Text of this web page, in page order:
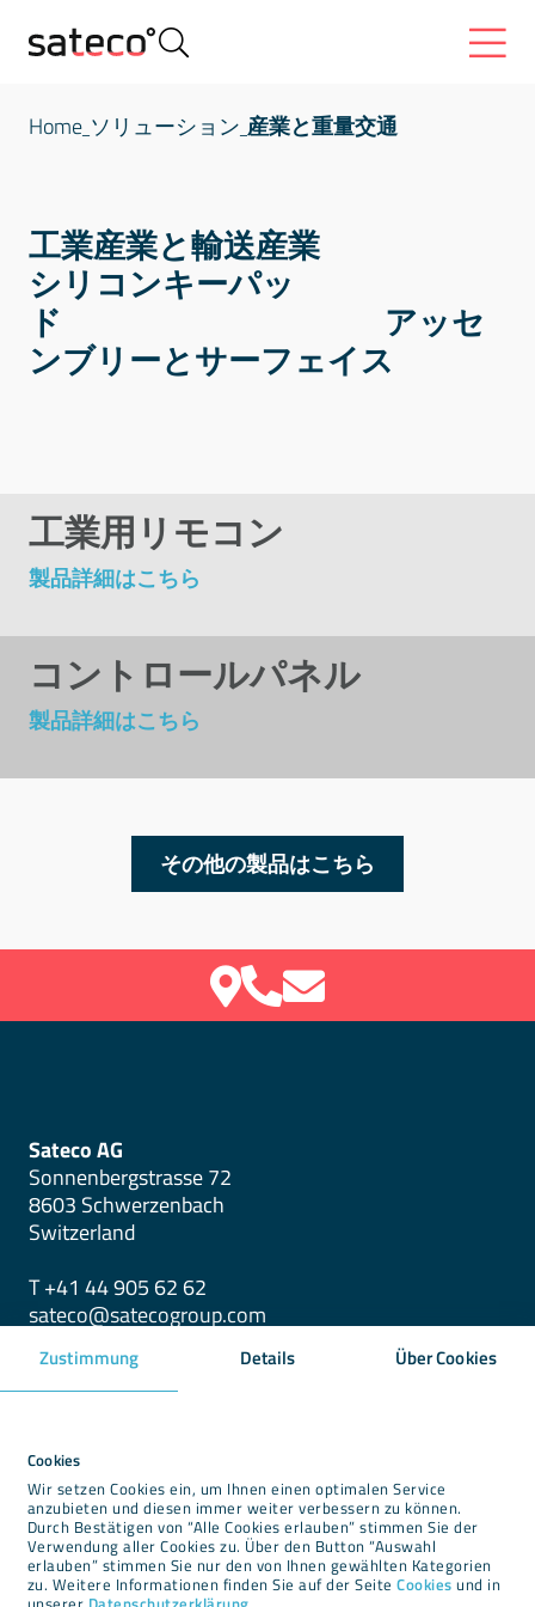
Zustimmung Details Über Cookies
Cookies
Wir setzen Cookies ein, um Ihnen einen optimalen Service
anzubieten und diesen immer weiter verbessern zu können.
Durch Bestätigen von “Alle Cookies erlauben” stimmen Sie der
Verwendung aller Cookies zu. Über den Button “Auswahl
erlauben” stimmen Sie nur den von Ihnen gewählten Kategorien
zu. Weitere Informationen finden Sie auf der SeiteCookies und in
Home ソリューション 産業と重量交通
工業産業と輸送産業
シリコンキーパッ
ド アッセ
ンブリーとサーフェイス
工業用リモコン
製品詳細はこちら
コントロールパネル
製品詳細はこちら
その他の製品はこちら
Sateco AG
Sonnenbergstrasse 72
8603 Schwerzenbach
Switzerland
T +41 44 905 62 62
sateco@satecogroup.com
ダウンロード
リーガルインフォーメーション
プライバシーポリシー
クッキー
利用規約